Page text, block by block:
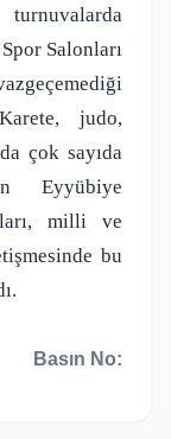
Salonları
judo,
çok sayıda
Eyyübiye
milli ve
bu
Basın No: